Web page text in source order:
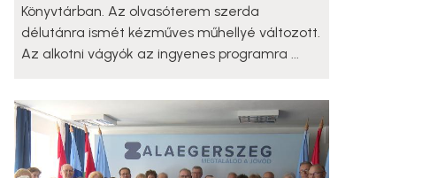
Könyvtárban. Az olvasóterem szerda
délutánra ismét kézműves műhellyé változott.
Az alkotni vágyók az ingyenes programra ...